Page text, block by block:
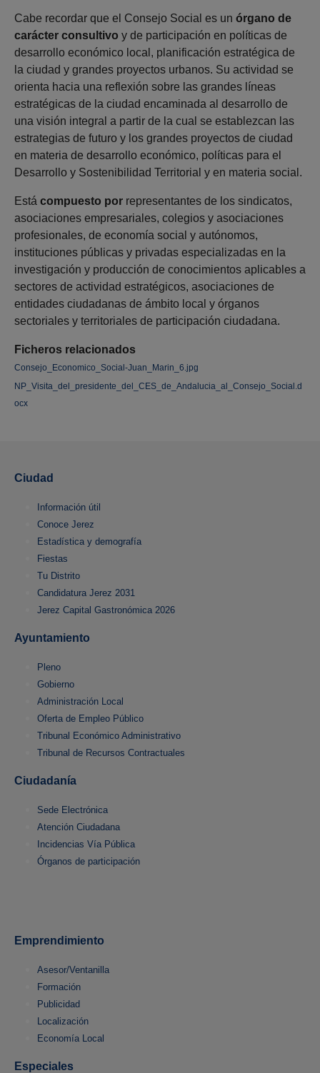
Ficheros relacionados
Consejo_Economico_Social-Juan_Marin_6.jpg
NP_Visita_del_presidente_del_CES_de_Andalucia_al_Consejo_Social.d
ocx
Cabe recordar que el Consejo Social es un órgano de
carácter consultivo y de participación en políticas de
desarrollo económico local, planificación estratégica de
la ciudad y grandes proyectos urbanos. Su actividad se
orienta hacia una reflexión sobre las grandes líneas
estratégicas de la ciudad encaminada al desarrollo de
una visión integral a partir de la cual se establezcan las
estrategias de futuro y los grandes proyectos de ciudad
en materia de desarrollo económico, políticas para el
Desarrollo y Sostenibilidad Territorial y en materia social.
Está compuesto por representantes de los sindicatos,
asociaciones empresariales, colegios y asociaciones
profesionales, de economía social y autónomos,
instituciones públicas y privadas especializadas en la
investigación y producción de conocimientos aplicables a
sectores de actividad estratégicos, asociaciones de
entidades ciudadanas de ámbito local y órganos
sectoriales y territoriales de participación ciudadana.
Ciudad
Información útil
Conoce Jerez
Estadística y demografía
Fiestas
Tu Distrito
Candidatura Jerez 2031
Jerez Capital Gastronómica 2026
Ayuntamiento
Pleno
Gobierno
Administración Local
Oferta de Empleo Público
Tribunal Económico Administrativo
Tribunal de Recursos Contractuales
Ciudadanía
Sede Electrónica
Atención Ciudadana
Incidencias Vía Pública
Órganos de participación
Emprendimiento
Asesor/Ventanilla
Formación
Publicidad
Localización
Economía Local
Especiales